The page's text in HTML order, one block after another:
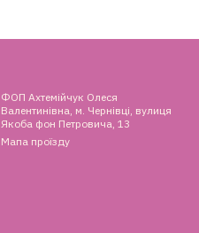
ФОП Ахтемійчук Олеся
Валентинівна, м. Чернівці, вулиця
Якоба фон Петровича, 13
Мапа проїзду